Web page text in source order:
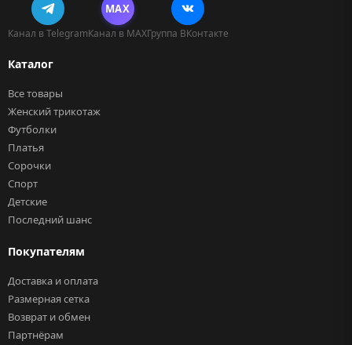
Канал в Telegram
MAX
Канал в MAXГруппа ВКонтакте
Каталог
Все товары
Женский трикотаж
Футболки
Платья
Сорочки
Спорт
Детские
Последний шанс
Покупателям
Доставка и оплата
Размерная сетка
Возврат и обмен
Партнёрам